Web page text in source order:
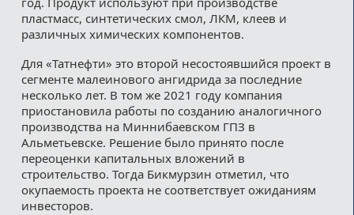
пластмасс, синтетических смол, ЛКМ, клеев и
различных химических компонентов.
Для «Татнефти» это второй несостоявшийся проект в
сегменте малеинового ангидрида за последние
несколько лет. В том же 2021 году компания
приостановила работы по созданию аналогичного
производства на Миннибаевском ГПЗ в
Альметьевске. Решение было принято после
переоценки капитальных вложений в
строительство. Тогда Бикмурзин отметил, что
окупаемость проекта не соответствует ожиданиям
инвесторов.